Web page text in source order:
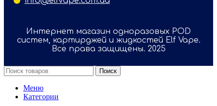
Интернет магазин одноразовых POD
систем, картирджей и жидкостей Elf Vape.
Все права защищены. 2025
Поиск
Меню
Категории